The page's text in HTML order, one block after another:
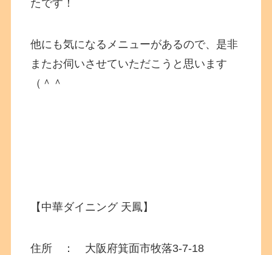
たです！
他にも気になるメニューがあるので、是非
またお伺いさせていただこうと思います
（＾＾
【中華ダイニング 天鳳】
住所 ： 大阪府箕面市牧落3-7-18